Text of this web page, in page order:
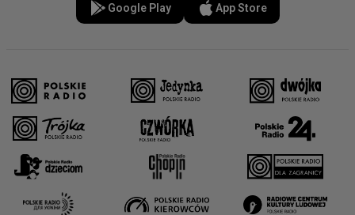
Google Play App Store